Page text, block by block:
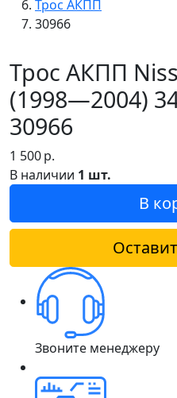
Трос АКПП
30966
Трос АКПП
(1998—2004)
30966
1 500р.
В наличии 1 шт.
В
Звоните менеджеру